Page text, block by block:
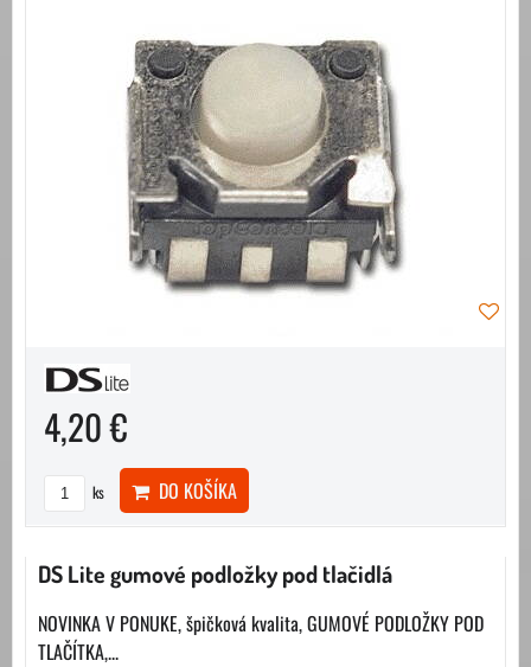
4,20 €
ks DO KOŠÍKA
DS Lite gumové podložky pod tlačidlá
NOVINKA V PONUKE, špičková kvalita, GUMOVÉ PODLOŽKY POD
TLAČÍTKA,...